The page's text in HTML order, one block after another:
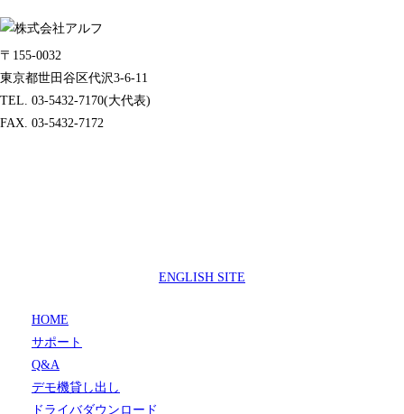
〒155-0032
東京都世田谷区代沢3-6-11
TEL. 03-5432-7170(大代表)
FAX. 03-5432-7172
ENGLISH SITE
HOME
サポート
Q&A
デモ機貸し出し
ドライバダウンロード